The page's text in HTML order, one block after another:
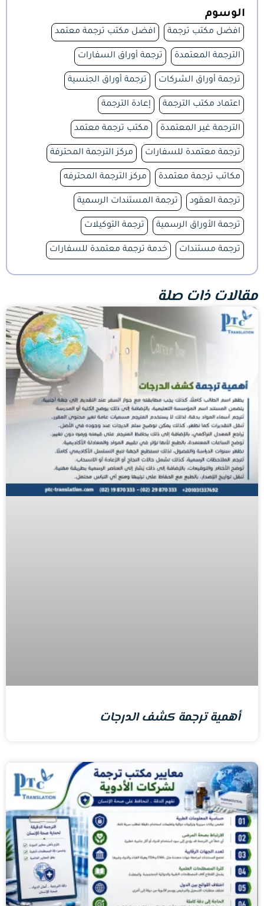
الوسوم
افضل مكتب ترجمة افضل مكتب ترجمة معتمد
الترجمة المعتمدة ترجمة أوراق السفارات
ترجمة أوراق الشركات ترجمة أوراق الجنسية
اعتماد مكتب الترجمة إعادة الترجمة
الترجمة غير المعتمدة مكتب ترجمة معتمد
ترجمة معتمدة للسفارات مركز الترجمة المحترفة
مكاتب ترجمة معتمدة مركز الترجمة المحترفه
ترجمة العقود ترجمة المستندات الرسمية
ترجمة الأوراق الرسمية ترجمة التوكيلات
ترجمة مستندات خدمة ترجمة معتمدة للسفارات
مقالات ذات صلة
أهمية ترجمة كشف الدرجات